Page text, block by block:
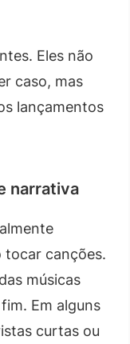
Eles não
caso, mas
lançamentos
narrativa
tocar canções.
músicas
Em alguns
curtas ou